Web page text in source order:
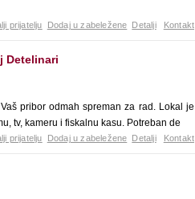
prijatelju Dodaj u zabeležene Detalji Kontakt
Detelinari
pribor odmah spreman za rad. Lokal je
tv, kameru i fiskalnu kasu. Potreban de
prijatelju Dodaj u zabeležene Detalji Kontakt